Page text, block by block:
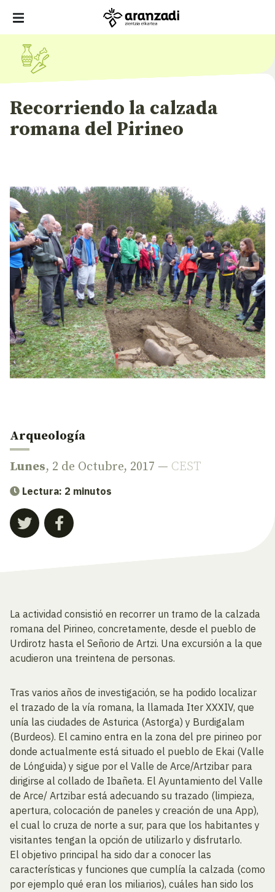
Recorriendo la calzada
romana del Pirineo
Arqueología
Lunes, 2 de Octubre, 2017 — CEST
Lectura: 2 minutos
La actividad consistió en recorrer un tramo de la calzada
romana del Pirineo, concretamente, desde el pueblo de
Urdirotz hasta el Señorio de Artzi. Una excursión a la que
acudieron una treintena de personas.
Tras varios años de investigación, se ha podido localizar
el trazado de la vía romana, la llamada Iter XXXIV, que
unía las ciudades de Asturica (Astorga) y Burdigalam
(Burdeos). El camino entra en la zona del pre pirineo por
donde actualmente está situado el pueblo de Ekai (Valle
de Lónguida) y sigue por el Valle de Arce/Artzibar para
dirigirse al collado de Ibañeta. El Ayuntamiento del Valle
de Arce/ Artzibar está adecuando su trazado (limpieza,
apertura, colocación de paneles y creación de una App),
el cual lo cruza de norte a sur, para que los habitantes y
visitantes tengan la opción de utilizarlo y disfrutarlo.
El objetivo principal ha sido dar a conocer las
características y funciones que cumplía la calzada (como
por ejemplo qué eran los miliarios), cuáles han sido los